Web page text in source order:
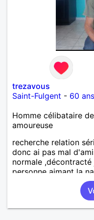
trezavous
Saint-Fulgent - 60 ans
Homme célibataire
amoureuse
recherche relation
donc ai pas mal
normale
personne aimant la
simple et naturel à